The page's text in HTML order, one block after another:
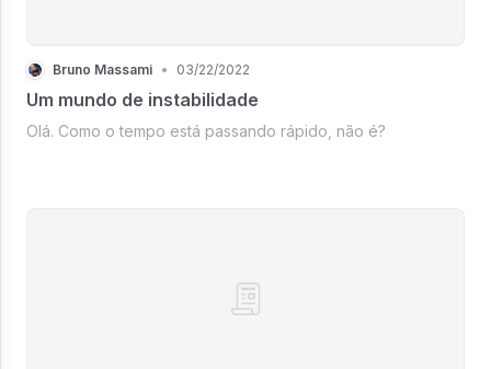
Bruno Massami • 03/22/2022
Um mundo de instabilidade
Olá. Como o tempo está passando rápido, não é?